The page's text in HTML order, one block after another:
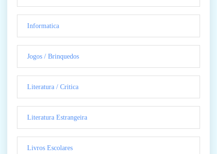
Informatica
Jogos / Brinquedos
Literatura / Critica
Literatura Estrangeira
Livros Escolares